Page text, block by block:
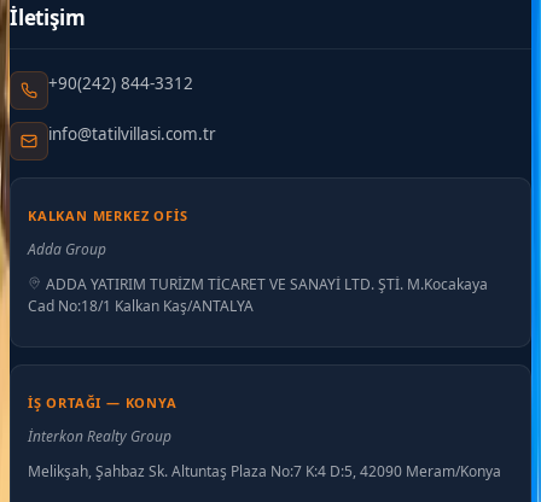
İletişim
+90(242) 844-3312
info@tatilvillasi.com.tr
KALKAN MERKEZ OFIS
Adda Group
ADDA YATIRIM TURİZM TİCARET VE SANAYİ LTD. ŞTİ. M.Kocakaya
Cad No:18/1 Kalkan Kaş/ANTALYA
İŞ ORTAĞI — KONYA
İnterkon Realty Group
Melikşah, Şahbaz Sk. Altuntaş Plaza No:7 K:4 D:5, 42090 Meram/Konya